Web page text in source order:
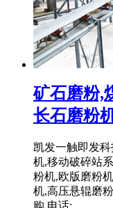
矿石磨粉,
长石磨粉
凯发一触即发
机,移动破碎站
粉机,欧版磨粉
机,高压悬辊磨